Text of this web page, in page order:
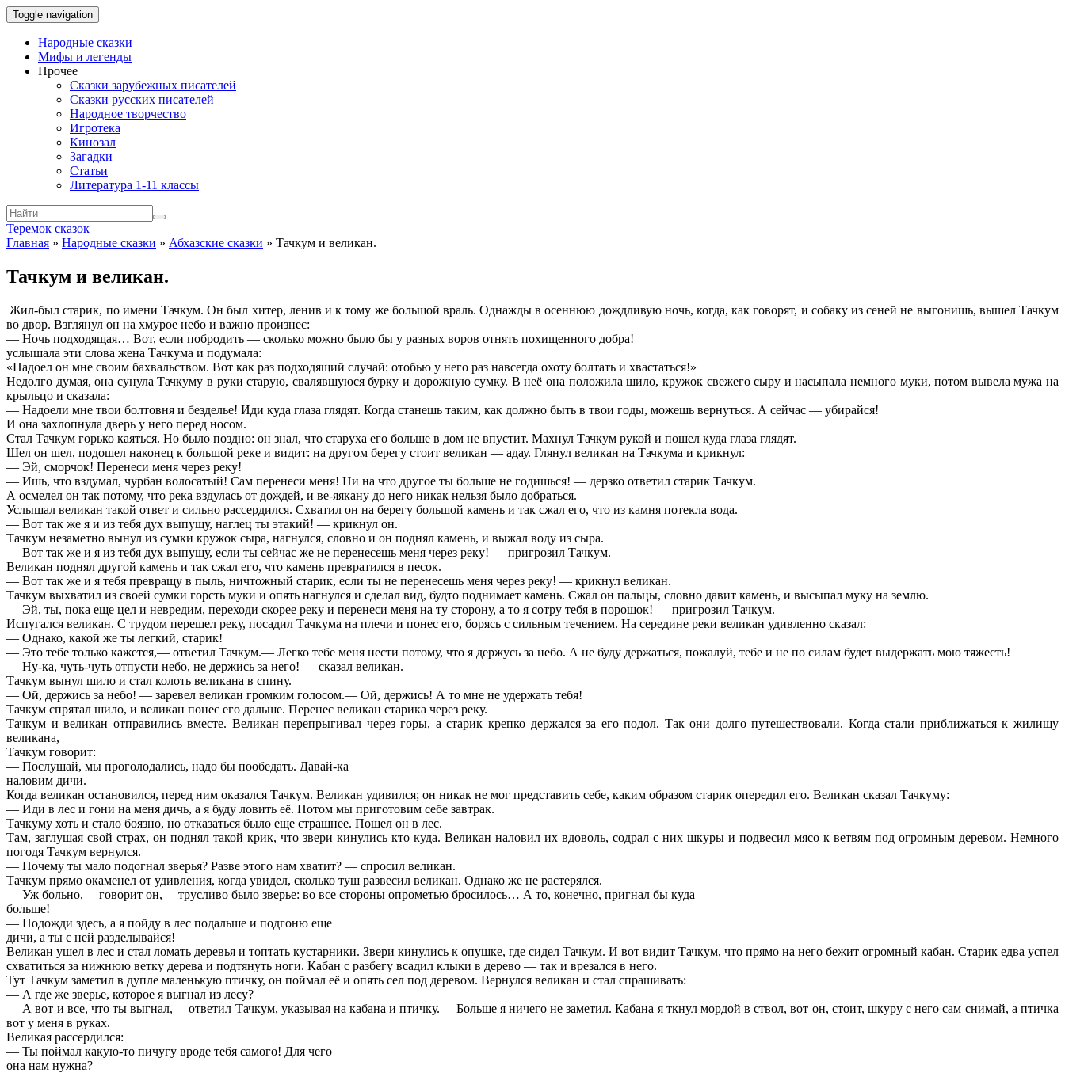
Toggle navigation
Народные сказки
Мифы и легенды
Прочее
Сказки зарубежных писателей
Сказки русских писателей
Народное творчество
Игротека
Кинозал
Загадки
Статьи
Литература 1-11 классы
Теремок сказок
Главная » Народные сказки » Абхазские сказки » Тачкум и великан.
Тачкум и великан.
Жил-был старик, по имени Тачкум. Он был хитер, ленив и к тому же большой враль. Однажды в осеннюю дождливую ночь, когда, как говорят, и собаку из сеней не выгонишь, вышел Тачкум
во двор. Взглянул он на хмурое небо и важно произнес:
— Ночь подходящая… Вот, если побродить — сколько можно было бы у разных воров отнять похищенного добра!
услышала эти слова жена Тачкума и подумала:
«Надоел он мне своим бахвальством. Вот как раз подходящий случай: отобью у него раз навсегда охоту болтать и хвастаться!»
Недолго думая, она сунула Тачкуму в руки старую, свалявшуюся бурку и дорожную сумку. В неё она положила шило, кружок свежего сыру и насыпала немного муки, потом вывела мужа на
крыльцо и сказала:
— Надоели мне твои болтовня и безделье! Иди куда глаза глядят. Когда станешь таким, как должно быть в твои годы, можешь вернуться. А сейчас — убирайся!
И она захлопнула дверь у него перед носом.
Стал Тачкум горько каяться. Но было поздно: он знал, что старуха его больше в дом не впустит. Махнул Тачкум рукой и пошел куда глаза глядят.
Шел он шел, подошел наконец к большой реке и видит: на другом берегу стоит великан — адау. Глянул великан на Тачкума и крикнул:
— Эй, сморчок! Перенеси меня через реку!
— Ишь, что вздумал, чурбан волосатый! Сам перенеси меня! Ни на что другое ты больше не годишься! — дерзко ответил старик Тачкум.
А осмелел он так потому, что река вздулась от дождей, и ве-яякану до него никак нельзя было добраться.
Услышал великан такой ответ и сильно рассердился. Схватил он на берегу большой камень и так сжал его, что из камня потекла вода.
— Вот так же я и из тебя дух выпущу, наглец ты этакий! — крикнул он.
Тачкум незаметно вынул из сумки кружок сыра, нагнулся, словно и он поднял камень, и выжал воду из сыра.
— Вот так же и я из тебя дух выпущу, если ты сейчас же не перенесешь меня через реку! — пригрозил Тачкум.
Великан поднял другой камень и так сжал его, что камень превратился в песок.
— Вот так же и я тебя превращу в пыль, ничтожный старик, если ты не перенесешь меня через реку! — крикнул великан.
Тачкум выхватил из своей сумки горсть муки и опять нагнулся и сделал вид, будто поднимает камень. Сжал он пальцы, словно давит камень, и высыпал муку на землю.
— Эй, ты, пока еще цел и невредим, переходи скорее реку и перенеси меня на ту сторону, а то я сотру тебя в порошок! — пригрозил Тачкум.
Испугался великан. С трудом перешел реку, посадил Тачкума на плечи и понес его, борясь с сильным течением. На середине реки великан удивленно сказал:
— Однако, какой же ты легкий, старик!
— Это тебе только кажется,— ответил Тачкум.— Легко тебе меня нести потому, что я держусь за небо. А не буду держаться, пожалуй, тебе и не по силам будет выдержать мою тяжесть!
— Ну-ка, чуть-чуть отпусти небо, не держись за него! — сказал великан.
Тачкум вынул шило и стал колоть великана в спину.
— Ой, держись за небо! — заревел великан громким голосом.— Ой, держись! А то мне не удержать тебя!
Тачкум спрятал шило, и великан понес его дальше. Перенес великан старика через реку.
Тачкум и великан отправились вместе. Великан перепрыгивал через горы, а старик крепко держался за его подол. Так они долго путешествовали. Когда стали приближаться к жилищу
великана,
Тачкум говорит:
— Послушай, мы проголодались, надо бы пообедать. Давай-ка
наловим дичи.
Когда великан остановился, перед ним оказался Тачкум. Великан удивился; он никак не мог представить себе, каким образом старик опередил его. Великан сказал Тачкуму:
— Иди в лес и гони на меня дичь, а я буду ловить её. Потом мы приготовим себе завтрак.
Тачкуму хоть и стало боязно, но отказаться было еще страшнее. Пошел он в лес.
Там, заглушая свой страх, он поднял такой крик, что звери кинулись кто куда. Великан наловил их вдоволь, содрал с них шкуры и подвесил мясо к ветвям под огромным деревом. Немного
погодя Тачкум вернулся.
— Почему ты мало подогнал зверья? Разве этого нам хватит? — спросил великан.
Тачкум прямо окаменел от удивления, когда увидел, сколько туш развесил великан. Однако же не растерялся.
— Уж больно,— говорит он,— трусливо было зверье: во все стороны опрометью бросилось… А то, конечно, пригнал бы куда
больше!
— Подожди здесь, а я пойду в лес подальше и подгоню еще
дичи, а ты с ней разделывайся!
Великан ушел в лес и стал ломать деревья и топтать кустарники. Звери кинулись к опушке, где сидел Тачкум. И вот видит Тачкум, что прямо на него бежит огромный кабан. Старик едва успел
схватиться за нижнюю ветку дерева и подтянуть ноги. Кабан с разбегу всадил клыки в дерево — так и врезался в него.
Тут Тачкум заметил в дупле маленькую птичку, он поймал её и опять сел под деревом. Вернулся великан и стал спрашивать:
— А где же зверье, которое я выгнал из лесу?
— А вот и все, что ты выгнал,— ответил Тачкум, указывая на кабана и птичку.— Больше я ничего не заметил. Кабана я ткнул мордой в ствол, вот он, стоит, шкуру с него сам снимай, а птичка
вот у меня в руках.
Великая рассердился:
— Ты поймал какую-то пичугу вроде тебя самого! Для чего
она нам нужна?